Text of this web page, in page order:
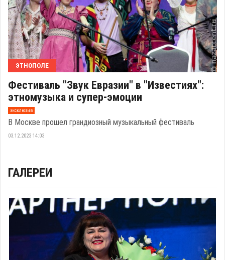
ЭТНОПОЛЕ
Фестиваль "Звук Евразии" в "Известиях":
этномузыка и супер-эмоции
эксклюзив
В Москве прошел грандиозный музыкальный фестиваль
03.12.2023 14:03
ГАЛЕРЕИ